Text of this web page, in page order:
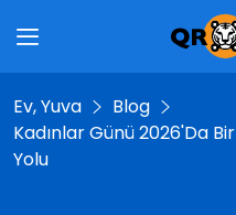
Ev, Yuva
Blog
Kadınlar Günü 2026'da
Yolu